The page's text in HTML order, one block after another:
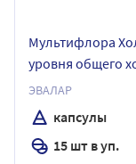
Мультифлора
уровня общего
535,74 мг
ЭВАЛАР
капсулы
15 шт в уп.